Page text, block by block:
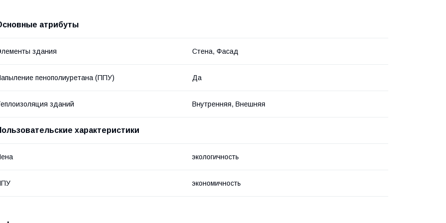
атрибуты
здания Стена, Фасад
пенополиуретана (ППУ) Да
зданий Внутренняя, Внешняя
характеристики
экологичность
экономичность